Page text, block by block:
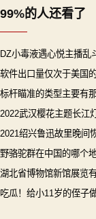
99%的人还看了
DZ小毒液遇心悦主播乱
软件出口量仅次于美国
标杆瞄准的类型主要有那
2022武汉樱花主题长江
2021绍兴鲁迅故里晚间
野骆驼群在中国的哪个地
湖北省博物馆新馆展览
吃瓜！给小11岁的侄子